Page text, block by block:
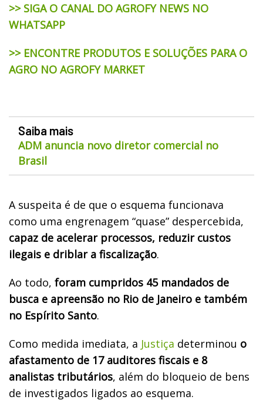
>> SIGA O CANAL DO AGROFY NEWS NO
WHATSAPP
>> ENCONTRE PRODUTOS E SOLUÇÕES PARA O
AGRO NO AGROFY MARKET
Saiba mais
ADM anuncia novo diretor comercial no
Brasil
A suspeita é de que o esquema funcionava
como uma engrenagem “quase” despercebida,
capaz de acelerar processos, reduzir custos
ilegais e driblar a fiscalização.
Ao todo, foram cumpridos 45 mandados de
busca e apreensão no Rio de Janeiro e também
no Espírito Santo.
Como medida imediata, a Justiça determinou o
afastamento de 17 auditores fiscais e 8
analistas tributários, além do bloqueio de bens
de investigados ligados ao esquema.